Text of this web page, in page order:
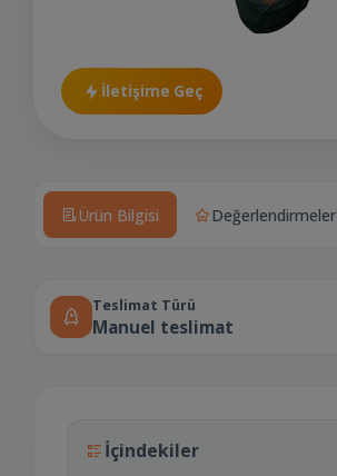
İletişime Geç
Ürün Bilgisi Değerlendirmeler
Teslimat Türü
Manuel teslimat
İçindekiler